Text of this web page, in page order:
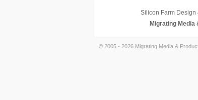
Silicon Farm Design
Migrating Media
© 2005 - 2026 Migrating Media &